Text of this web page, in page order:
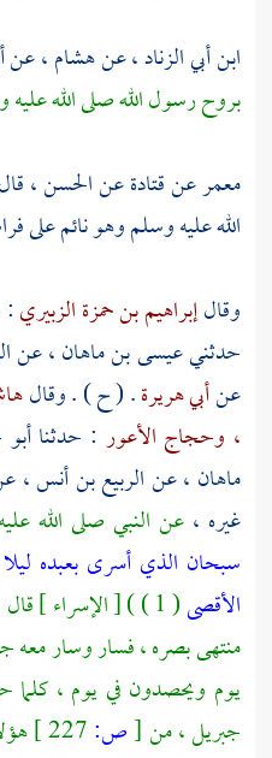
ابن أبي الزناد ،عنهشام ،عن
بروح رسول الله صلى الله
معمرعنقتادةعنالحسن ،
الله عليه وسلم وهو نائم على
وقالإبراهيم بن حمزة الزبيري:
حدثنيعيسى بن ماهان ،عن
عنأبي هريرة. ( ح ) . وقال
، وحجاج الأعور : حدثنا
ماهان ،عنالربيع بن أنس ،
غيره ،عن النبي صلى الله
سبحان الذي أسرى بعبده
الأقصى
( 1 ) ) [ الإسراء ]
منتهى بصره ، فسار وسار معه
يوم ويحصدون في يوم ، كلما
جبريل ،من[ص: